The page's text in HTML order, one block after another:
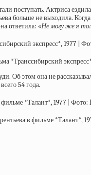
поступать. Актриса
больше не выходила.
ответила: «Не могу же я
*Транссибирский
Об этом она не
54 года.
в фильме *Талант*,